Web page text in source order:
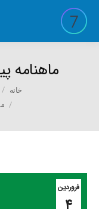
ماهنامه
خانه
فروردین